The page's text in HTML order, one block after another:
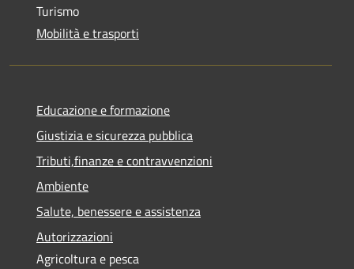
Turismo
Mobilità e trasporti
Educazione e formazione
Giustizia e sicurezza pubblica
Tributi,finanze e contravvenzioni
Ambiente
Salute, benessere e assistenza
Autorizzazioni
Agricoltura e pesca